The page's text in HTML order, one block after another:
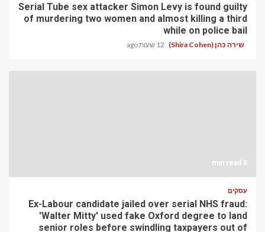
Serial Tube sex attacker Simon Levy is found guilty
of murdering two women and almost killing a third
while on police bail
שירה כהן (Shira Cohen) 12 שעות ago
8 min read
עסקים
Ex-Labour candidate jailed over serial NHS fraud:
'Walter Mitty' used fake Oxford degree to land
senior roles before swindling taxpayers out of